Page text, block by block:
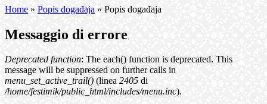
Home » Popis događaja » Popis događaja
Messaggio di errore
Deprecated function: The each() function is deprecated. This
message will be suppressed on further calls in
menu_set_active_trail() (linea 2405 di
/home/festimik/public_html/includes/menu.inc).